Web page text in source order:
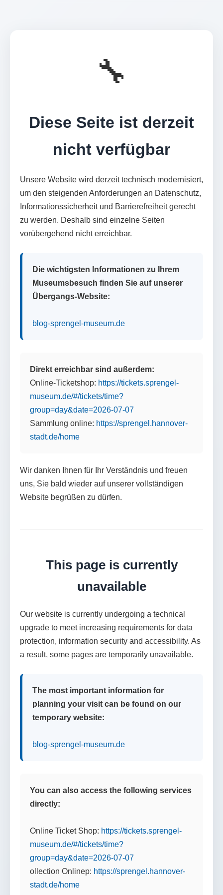
🔧
Diese Seite ist derzeit
nicht verfügbar
Unsere Website wird derzeit technisch modernisiert,
um den steigenden Anforderungen an Datenschutz,
Informationssicherheit und Barrierefreiheit gerecht
zu werden. Deshalb sind einzelne Seiten
vorübergehend nicht erreichbar.
Die wichtigsten Informationen zu Ihrem
Museumsbesuch finden Sie auf unserer
Übergangs-Website:
blog-sprengel-museum.de
Direkt erreichbar sind außerdem:
Online-Ticketshop: https://tickets.sprengel-
museum.de/#/tickets/time?
group=day&date=2026-07-07
Sammlung online: https://sprengel.hannover-
stadt.de/home
Wir danken Ihnen für Ihr Verständnis und freuen
uns, Sie bald wieder auf unserer vollständigen
Website begrüßen zu dürfen.
This page is currently
unavailable
Our website is currently undergoing a technical
upgrade to meet increasing requirements for data
protection, information security and accessibility. As
a result, some pages are temporarily unavailable.
The most important information for
planning your visit can be found on our
temporary website:
blog-sprengel-museum.de
You can also access the following services
directly:
Online Ticket Shop: https://tickets.sprengel-
museum.de/#/tickets/time?
group=day&date=2026-07-07
ollection Onlinep: https://sprengel.hannover-
stadt.de/home